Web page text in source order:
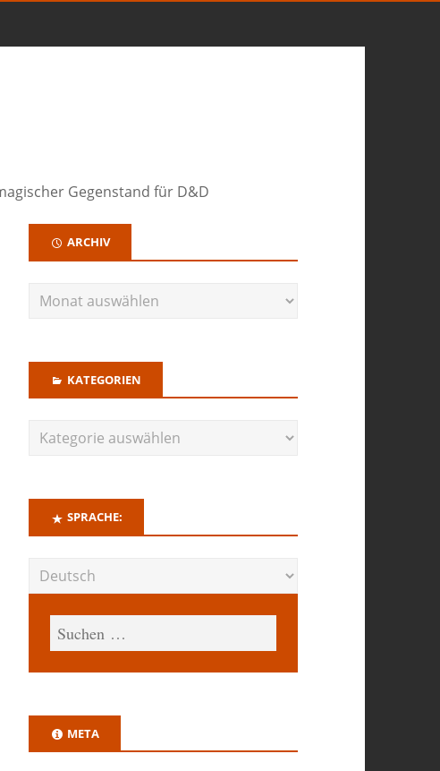
Gegenstand für D&D
ARCHIV
KATEGORIEN
SPRACHE:
META